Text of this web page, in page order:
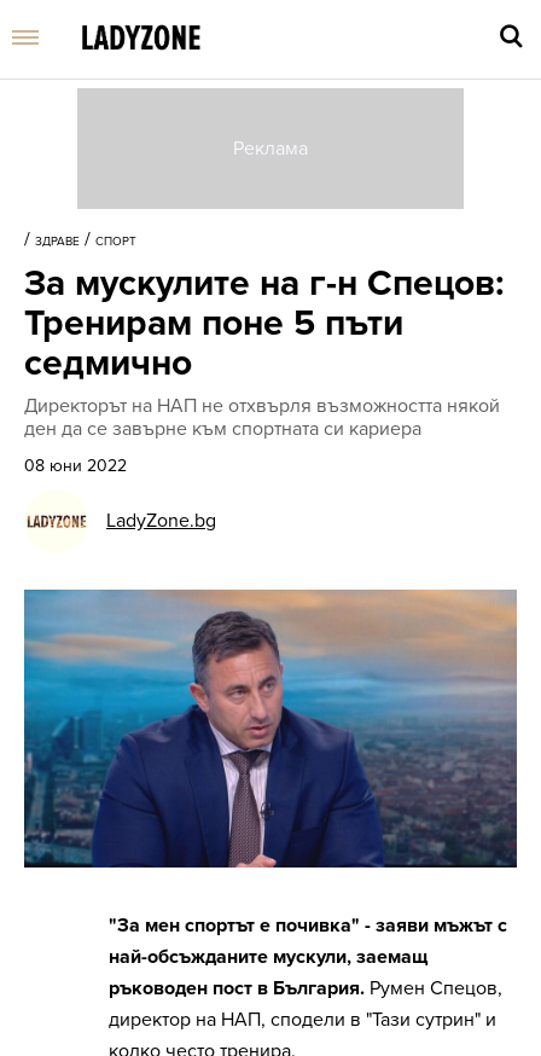
и
/ ЗДРАВЕ / СПОРТ
За мускулите на г-н Спецов:
Тренирам поне 5 пъти
седмично
Директорът на НАП не отхвърля възможността някой
ден да се завърне към спортната си кариера
08 юни 2022
LadyZone.bg
"За мен спортът е почивка" - заяви мъжът с
най-обсъжданите мускули, заемащ
ръководен пост в България. Румен Спецов,
директор на НАП, сподели в "Тази сутрин" и